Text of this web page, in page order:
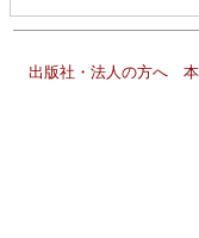
出版社・法人の方へ 本